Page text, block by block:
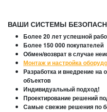
ВАШИ СИСТЕМЫ
Более 20 лет успешной
Более 150 000 покупателей
Обмен/возврат в случае
Монтаж и настройка
Разработка и внедрение на
объектов
Индивидуальный подход!
Проектирование решений
Самые свежие решения по